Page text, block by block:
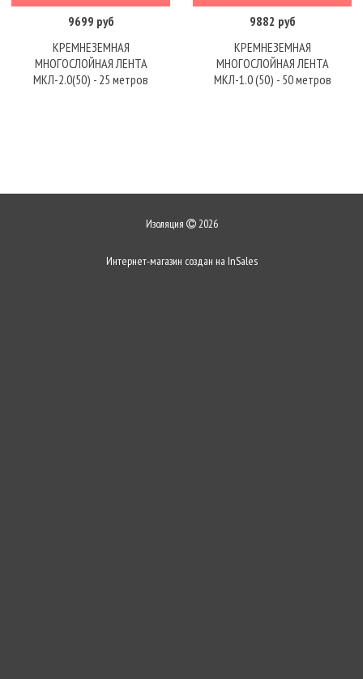
9699 руб
КРЕМНЕЗЕМНАЯ
МНОГОСЛОЙНАЯ ЛЕНТА
МКЛ-2.0(50) - 25 метров
9882 руб
КРЕМНЕЗЕМНАЯ
МНОГОСЛОЙНАЯ ЛЕНТА
МКЛ-1.0 (50) - 50 метров
Изоляция 2026
Интернет-магазин создан на InSales